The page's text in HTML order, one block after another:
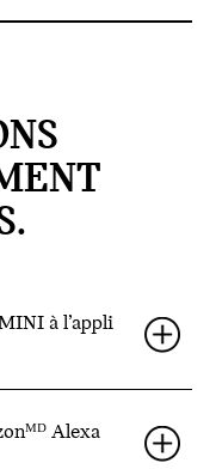
à l’appli
Alexa